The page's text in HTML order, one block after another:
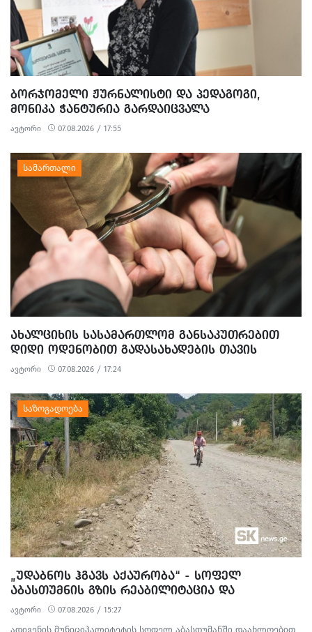
ᲑᲝᲠᲯᲝᲛᲔᲚᲘ ᲟᲣᲠᲜᲐᲚᲘᲡᲢᲘ ᲓᲐ ᲞᲔᲓᲐᲒᲝᲒᲘ,
ᲛᲝᲜᲘᲙᲐ ᲭᲐᲜᲢᲣᲠᲘᲐ ᲒᲐᲠᲓᲐᲘᲪᲕᲐᲚᲐ
ავტორი 07.08.2026 / 17:55
ᲐᲮᲐᲚᲪᲘᲮᲘᲡ ᲡᲐᲡᲐᲛᲐᲠᲗᲚᲝᲛ ᲒᲐᲜᲡᲐᲙᲣᲗᲠᲔᲑᲘᲗ
ᲓᲘᲓᲘ ᲝᲓᲔᲜᲝᲑᲘᲗ ᲒᲐᲓᲐᲡᲐᲮᲐᲓᲔᲑᲘᲡ ᲗᲐᲕᲘᲡ
ᲐᲠᲘᲓᲔᲑᲘᲡ, ᲓᲘᲓᲘ ᲝᲓᲔᲜᲝᲑᲘᲗ ᲗᲐᲦᲚᲘᲗᲝᲑᲘᲡ
ᲛᲪᲓᲔᲚᲝᲑᲘᲡ ᲓᲐ ᲛᲝᲢᲧᲣᲔᲑᲘᲗ ᲥᲝᲜᲔᲑᲠᲘᲕᲘ
ᲓᲐᲖᲘᲐᲜᲔᲑᲘᲡ ᲤᲐᲥᲢᲔᲑᲖᲔ 1 ᲞᲘᲠᲘ ᲓᲐᲛᲜᲐᲨᲐᲕᲔᲓ ᲪᲜᲝ
ავტორი 07.08.2026 / 17:24
„ᲣᲓᲐᲑᲜᲝᲡ ᲰᲒᲐᲕᲡ ᲐᲥᲐᲣᲠᲝᲑᲐ“ - ᲡᲝᲤᲔᲚ
ᲐᲑᲐᲡᲗᲣᲛᲜᲘᲡ ᲒᲖᲘᲡ ᲠᲔᲐᲑᲘᲚᲘᲢᲐᲪᲘᲐ ᲓᲐ
ᲛᲝᲡᲐᲮᲚᲔᲝᲑᲘᲡ ᲞᲠᲝᲢᲔᲡᲢᲘ
ავტორი 07.08.2026 / 15:27